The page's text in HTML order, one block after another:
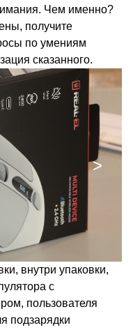
Чем именно?
получите
по умениям
сказанного.
>
внутри упаковки,
с
пользователя
подзарядки